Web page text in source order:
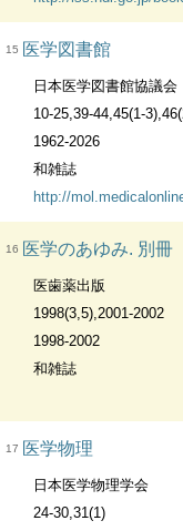
15 医学図書館
日本医学図書館協議会
10-25,39-44,45(1-
1962-2026
和雑誌
http://
16 医学のあゆみ. 別冊
医歯薬出版
1998(3,5),2001-2002
1998-2002
和雑誌
17 医学物理
日本医学物理学会
24-30,31(1)